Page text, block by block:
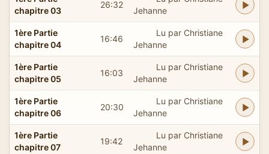
chapitre 03
26:32
Jehanne
1ère Partie
chapitre 04
16:46
Lu par Christiane
Jehanne
1ère Partie
chapitre 05
16:03
Lu par Christiane
Jehanne
1ère Partie
chapitre 06
20:30
Lu par Christiane
Jehanne
1ère Partie
chapitre 07
19:42
Lu par Christiane
Jehanne